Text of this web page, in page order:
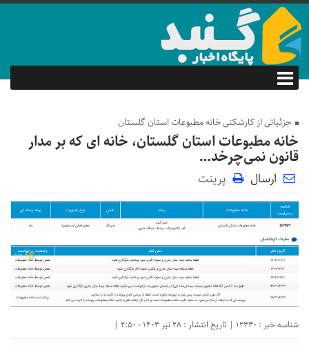
جزئیاتی از کارشکنی خانه مطبوعات استان گلستان
خانه مطبوعات استان گلستان، خانه ای که بر مدار
قانون نمی‌چرخد…
ارسال پرینت
شناسه خبر : 12330 | تاریخ انتشار : 28 تیر 1403 - 2:50 |